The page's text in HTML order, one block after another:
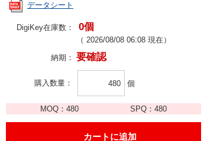
データシート
DigiKey在庫数： 0個
（ 2026/08/08 06:08 現在）
納期： 要確認
購入数量 個
MOQ：480 SPQ： 480